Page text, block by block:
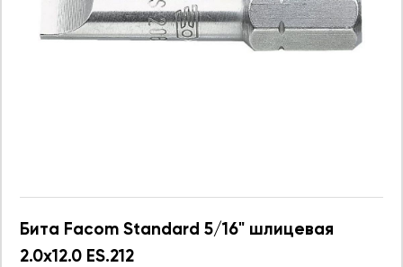
Бита Facom Standard 5/16" шлицевая
2.0х12.0 ES.212